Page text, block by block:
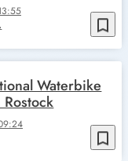
bookmark_border
bookmark_border
Waterbike